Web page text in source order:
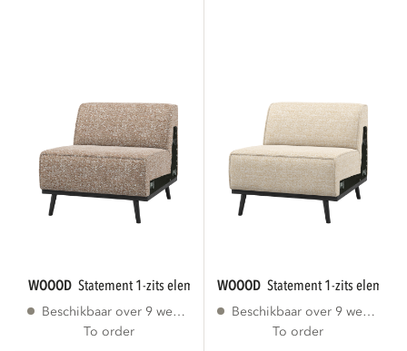
WOOOD statement 1-zits element lichtbruin...
Beschikbaar over 9 weken
To order
WOOOD statement 1-zits
Beschikbaar over 9 weken
To order